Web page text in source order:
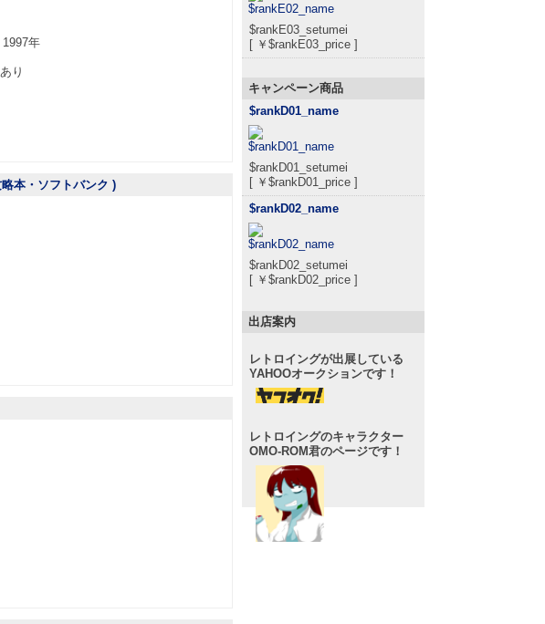
年
り
本・ソフトバンク )
$rankE03_setumei
[ ￥$rankE03_price ]
キャンペーン商品
$rankD01_name
$rankD01_setumei
[ ￥$rankD01_price ]
$rankD02_name
$rankD02_setumei
[ ￥$rankD02_price ]
出店案内
レトロイングが出展している
YAHOOオークションです！
レトロイングのキャラクター
OMO-ROM君のページです！